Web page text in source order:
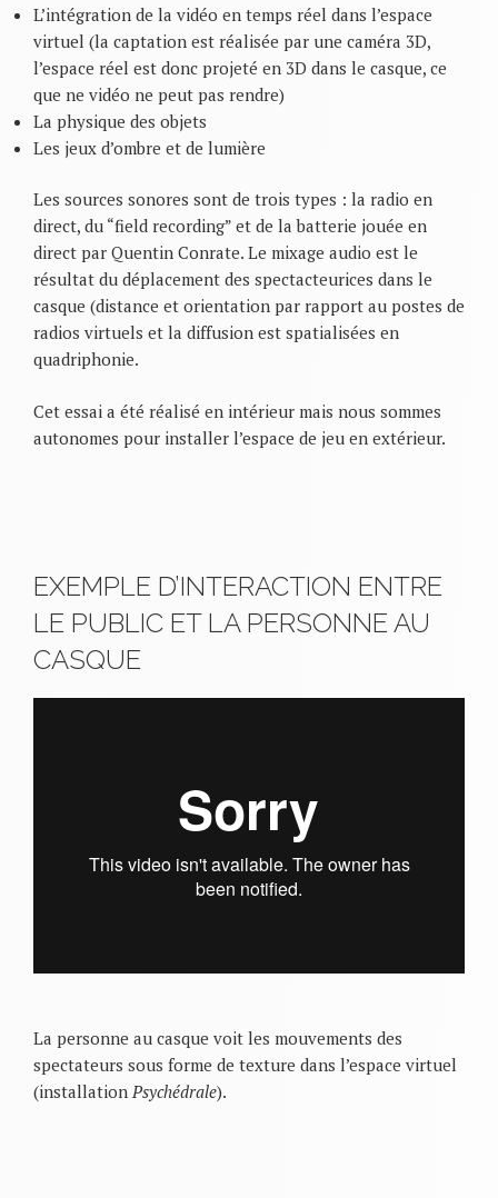
L’intégration de la vidéo en temps réel dans l’espace
virtuel (la captation est réalisée par une caméra 3D,
l’espace réel est donc projeté en 3D dans le casque, ce
que ne vidéo ne peut pas rendre)
La physique des objets
Les jeux d’ombre et de lumière
Les sources sonores sont de trois types : la radio en
direct, du “field recording” et de la batterie jouée en
direct par Quentin Conrate. Le mixage audio est le
résultat du déplacement des spectacteurices dans le
casque (distance et orientation par rapport au postes de
radios virtuels et la diffusion est spatialisées en
quadriphonie.
Cet essai a été réalisé en intérieur mais nous sommes
autonomes pour installer l’espace de jeu en extérieur.
EXEMPLE D’INTERACTION ENTRE
LE PUBLIC ET LA PERSONNE AU
CASQUE
La personne au casque voit les mouvements des
spectateurs sous forme de texture dans l’espace virtuel
(installationPsychédrale).